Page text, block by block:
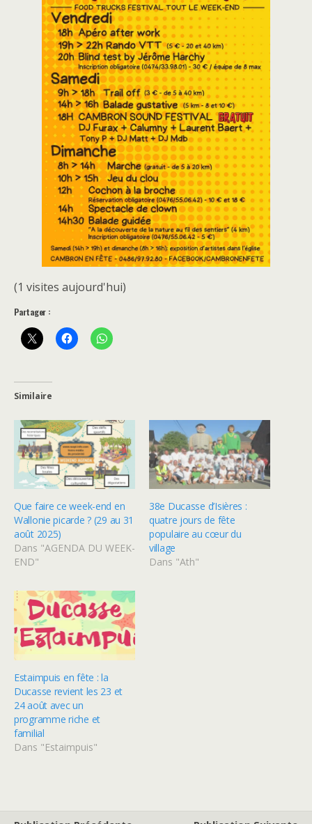
(1 visites aujourd'hui)
Partager :
Similaire
Que faire ce week-end en
Wallonie picarde ? (29 au 31
août 2025)
Dans "AGENDA DU WEEK-
END"
38e Ducasse d’Isières :
quatre jours de fête
populaire au cœur du
village
Dans "Ath"
Estaimpuis en fête : la
Ducasse revient les 23 et
24 août avec un
programme riche et
familial
Dans "Estaimpuis"